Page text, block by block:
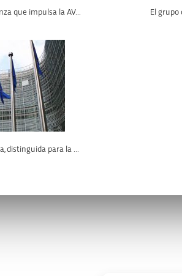
que impulsa la AV... El grupo
distinguida para la ...